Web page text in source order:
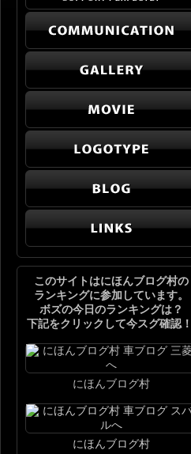
このサイトはにほんブログ村の
ランキングに参加しています。
ボズの今日のランキングは？
下記をクリックして今スグ確認！
にほんブログ村
にほんブログ村